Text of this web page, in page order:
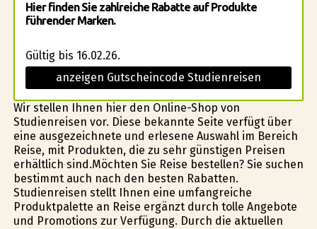
Hier finden Sie zahlreiche Rabatte auf Produkte
führender Marken.
Gültig bis 16.02.26.
anzeigen Gutscheincode Studienreisen
Wir stellen Ihnen hier den Online-Shop von
Studienreisen vor. Diese bekannte Seite verfügt über
eine ausgezeichnete und erlesene Auswahl im Bereich
Reise, mit Produkten, die zu sehr günstigen Preisen
erhältlich sind.Möchten Sie Reise bestellen? Sie suchen
bestimmt auch nach den besten Rabatten.
Studienreisen stellt Ihnen eine umfangreiche
Produktpalette an Reise ergänzt durch tolle Angebote
und Promotions zur Verfügung. Durch die aktuellen